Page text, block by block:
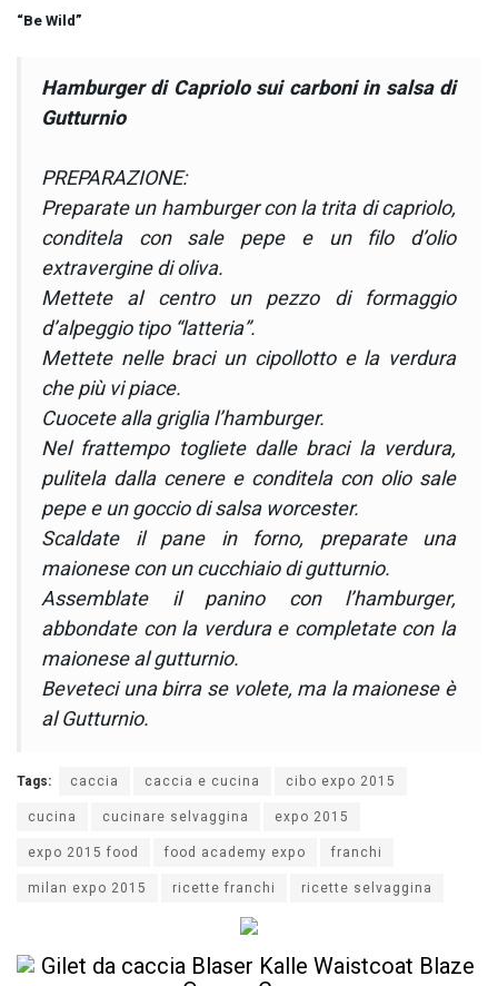
“Be Wild”
Hamburger di Capriolo sui carboni in salsa di
Gutturnio
PREPARAZIONE:
Preparate un hamburger con la trita di capriolo,
conditela con sale pepe e un filo d’olio
extravergine di oliva.
Mettete al centro un pezzo di formaggio
d’alpeggio tipo “latteria”.
Mettete nelle braci un cipollotto e la verdura
che più vi piace.
Cuocete alla griglia l’hamburger.
Nel frattempo togliete dalle braci la verdura,
pulitela dalla cenere e conditela con olio sale
pepe e un goccio di salsa worcester.
Scaldate il pane in forno, preparate una
maionese con un cucchiaio di gutturnio.
Assemblate il panino con l’hamburger,
abbondate con la verdura e completate con la
maionese al gutturnio.
Beveteci una birra se volete, ma la maionese è
al Gutturnio.
Tags: caccia caccia e cucina
cibo expo 2015
cucina
cucinare selvaggina
expo 2015
expo 2015 food
food academy expo
franchi
milan expo 2015
ricette franchi ricette selvaggina